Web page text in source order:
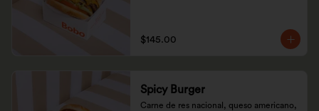
$145.00
Spicy Burger
Carne de res nacional, queso americano,